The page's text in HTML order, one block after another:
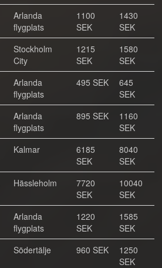
Arlanda
flygplats
1100
SEK
1430
SEK
Stockholm
City
1215
SEK
1580
SEK
Arlanda
flygplats
495 SEK
645
SEK
Arlanda
flygplats
895 SEK
1160
SEK
Kalmar
6185
SEK
8040
SEK
Hässleholm
7720
SEK
10040
SEK
Arlanda
flygplats
1220
SEK
1585
SEK
Södertälje 960 SEK
1250
SEK